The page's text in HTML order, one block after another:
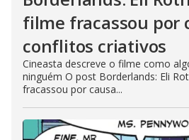
filme fracassou por
conflitos criativos
Cineasta descreve o filme como
ninguém O post Borderlands: Eli
fracassou por causa...